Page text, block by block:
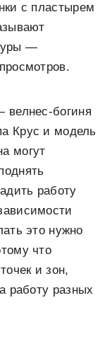
с пластырем
—
богиня
Крус и модель
могут
работу
это нужно
что
и зон,
работу разных